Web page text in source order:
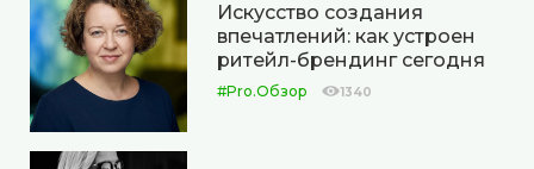
Искусство создания
впечатлений: как устроен
ритейл-брендинг сегодня
#Pro.Обзор 1340